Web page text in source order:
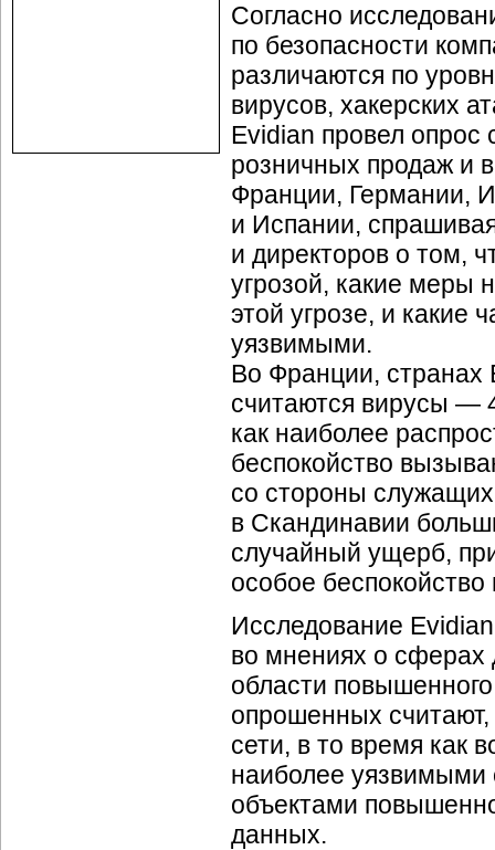
Согласно
по безопасности
различаются по
вирусов, хакерских
Evidian провел опрос
розничных продаж и
Франции, Германии,
и Испании,
и директоров о том,
угрозой, какие меры
этой угрозе, и какие
уязвимыми.
Во Франции, странах
считаются вирусы —
как наиболее
беспокойство
со стороны
в Скандинавии
случайный ущерб,
особое
Исследование
во мнениях о сферах
области
опрошенных
сети, в то время как
наиболее уязвимыми
объектами
данных.